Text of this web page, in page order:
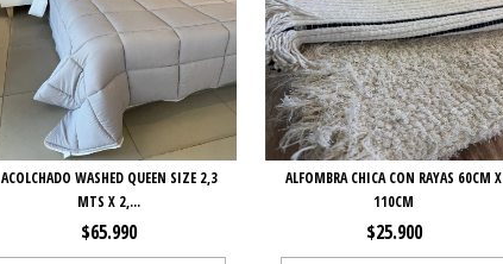
ACOLCHADO WASHED QUEEN SIZE 2,3
MTS X 2,...
$65.990
ALFOMBRA CHICA CON RAYAS 60CM X
110CM
$25.900